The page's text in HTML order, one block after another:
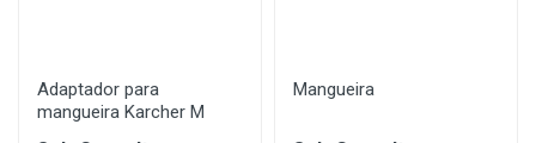
Adaptador para
mangueira Karcher M
Mangueira